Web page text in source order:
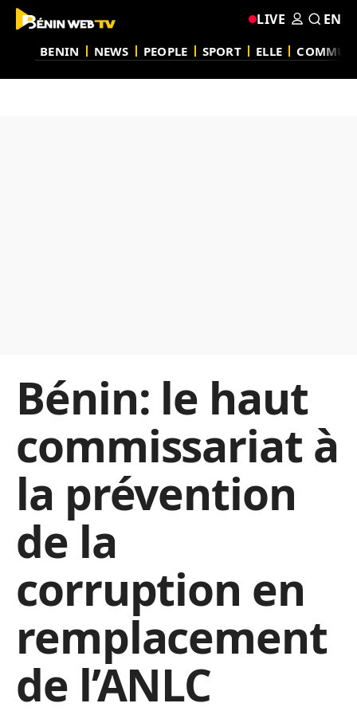
BENIN NEWS PEOPLE SPORT ELLE
LIVE EN
Bénin: le haut
commissariat à
la prévention
de la
corruption en
remplacement
de l’ANLC